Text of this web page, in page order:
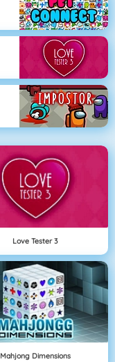
Love Tester 3
Mahjong Dimensions